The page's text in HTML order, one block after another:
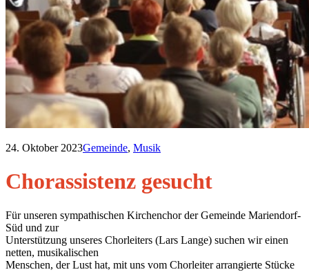
24. Oktober 2023Gemeinde, Musik
Chorassistenz gesucht
Für unseren sympathischen Kirchenchor der Gemeinde Mariendorf-
Süd und zur
Unterstützung unseres Chorleiters (Lars Lange) suchen wir einen
netten, musikalischen
Menschen, der Lust hat, mit uns vom Chorleiter arrangierte Stücke